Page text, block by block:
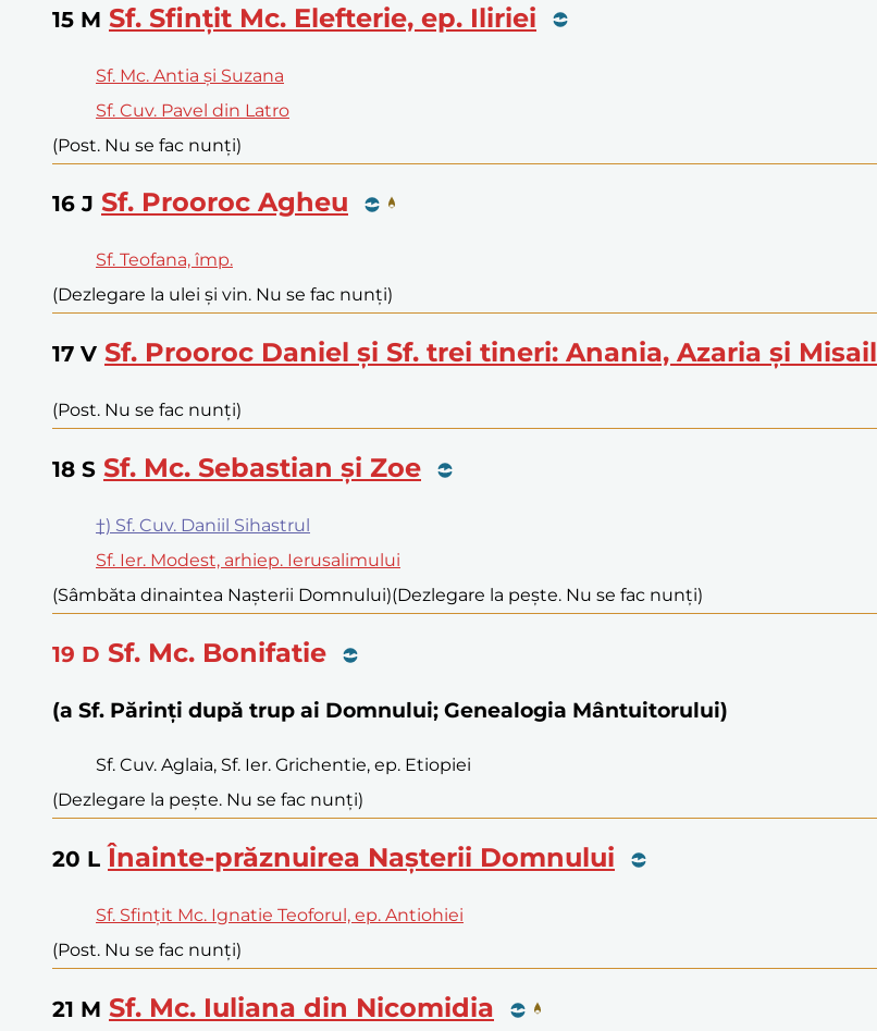
15 M Sf. Sfințit Mc. Elefterie, ep. Iliriei
Sf. Mc. Antia și Suzana
Sf. Cuv. Pavel din Latro
(Post. Nu se fac nunți)
16 J Sf. Prooroc Agheu
Sf. Teofana, împ.
(Dezlegare la ulei și vin. Nu se fac nunți)
17 V Sf. Prooroc Daniel și Sf. trei tineri: Anania, Azaria și Misail
(Post. Nu se fac nunți)
18 S Sf. Mc. Sebastian și Zoe
†) Sf. Cuv. Daniil Sihastrul
Sf. Ier. Modest, arhiep. Ierusalimului
(Sâmbăta dinaintea Nașterii Domnului)(Dezlegare la pește. Nu se fac nunți)
19 D Sf. Mc. Bonifatie
(a Sf. Părinți după trup ai Domnului; Genealogia Mântuitorului)
Sf. Cuv. Aglaia, Sf. Ier. Grichentie, ep. Etiopiei
(Dezlegare la pește. Nu se fac nunți)
20 L Înainte-prăznuirea Nașterii Domnului
Sf. Sfințit Mc. Ignatie Teoforul, ep. Antiohiei
(Post. Nu se fac nunți)
21 M Sf. Mc. Iuliana din Nicomidia